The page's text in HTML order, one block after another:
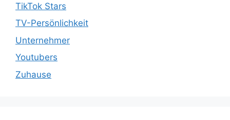
TikTok Stars
TV-Persönlichkeit
Unternehmer
Youtubers
Zuhause